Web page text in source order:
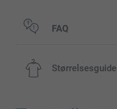
FAQ
Størrelsesguide